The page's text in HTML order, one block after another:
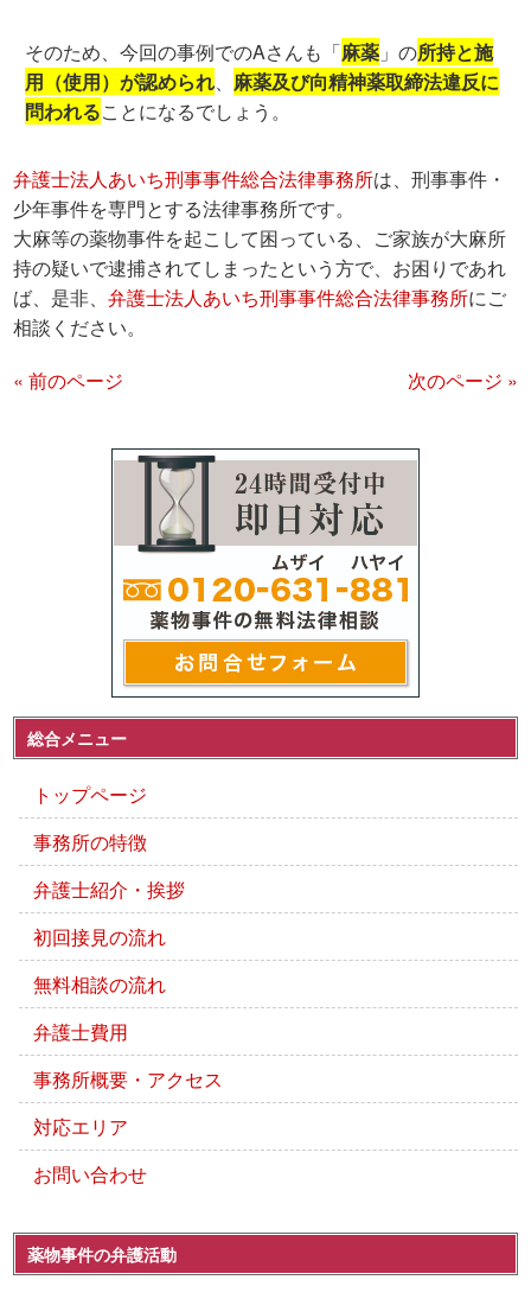
そのため、今回の事例でのAさんも「麻薬 」の所持と施
用（使用）が認められ、 麻薬及び向精神薬取締法違反に
問われることになるでしょう。
弁護士法人あいち刑事事件総合法律事務所は、刑事事件・
少年事件を専門とする法律事務所です。
大麻等の薬物事件を起こして困っている、ご家族が大麻所
持の疑いで逮捕されてしまったという方で、お困りであれ
ば、是非、弁護士法人あいち刑事事件総合法律事務所にご
相談ください。
« 前のページ
次のページ »
総合メニュー
トップページ
事務所の特徴
弁護士紹介・挨拶
初回接見の流れ
無料相談の流れ
弁護士費用
事務所概要・アクセス
対応エリア
お問い合わせ
薬物事件の弁護活動